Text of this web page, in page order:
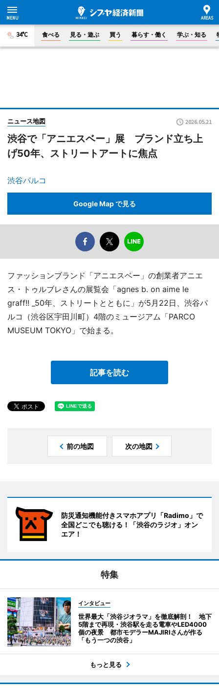
34°C 食べる 見る・遊ぶ 買う 暮らす・働く 学ぶ・知る
ニュース地図 2026.05.21
渋谷で「アニエスベー」展 ブランド立ち上
げ50年、ストリートアートに焦点
渋谷パルコ
Google Map で見る
ファッションブランド「アニエスベー」の創業者アニエ
ス・トゥルブレさんの展覧会「agnes b. on aime le
graff!! _50年、ストリートとともに」が5月22日、渋谷パ
ルコ（渋谷区宇田川町）4階のミュージアム「PARCO
MUSEUM TOKYO」で始まる。
記事を読む
前の地図 次の地図
防災通知機能付きスマホアプリ「Radimo」で
全国どこでも聴ける！「渋谷のラジオ」オン
エア！
特集
インタビュー
世界最大「渋谷ジオラマ」を徹底解剖！ 地下
5階まで再現・渋谷駅を走る電車やLED4000
個の夜景 都市モデラーMAJIRIさんが作る
「もう一つの渋谷」
もっと見る